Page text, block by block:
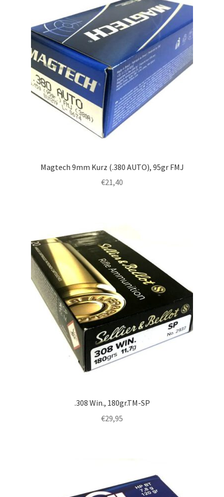
Magtech 9mm Kurz (.380 AUTO), 95gr FMJ
€21,40
.308 Win., 180gr.TM-SP
€29,95